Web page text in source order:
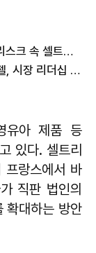
바이오 '투톱' 온도 차… 삼성바이오 노조 리스크 속 셀트리온 성장 가속
"국내 의료진과 학술 협력 이어간다"… 휴젤, 시장 리더십 강화
유아 제품 등
있다. 셀트리
프랑스에서 바
직판 법인의
확대하는 방안